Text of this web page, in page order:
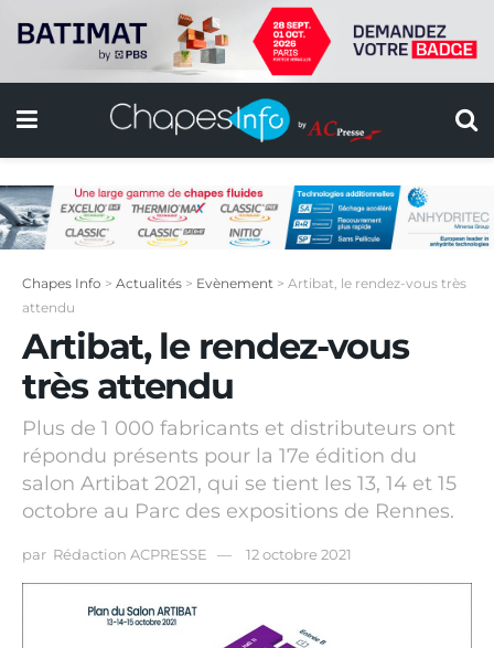
Chapes Info > Actualités > Evènement > Artibat, le rendez-vous très
attendu
Artibat, le rendez-vous
très attendu
Plus de 1 000 fabricants et distributeurs ont
répondu présents pour la 17e édition du
salon Artibat 2021, qui se tient les 13, 14 et 15
octobre au Parc des expositions de Rennes.
par Rédaction ACPRESSE 12 octobre 2021